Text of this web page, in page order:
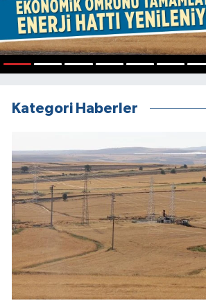
Kategori Haberler